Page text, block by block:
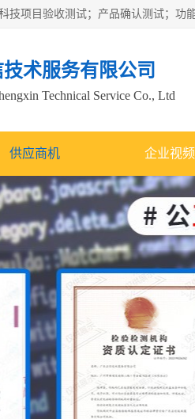
术服务有限公司
Technical Service Co., Ltd
供应商机 企业视频